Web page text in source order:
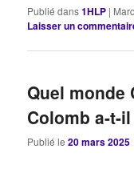
Publié dans1HLP |
Laisser un
Quel monde
Colomb a-t-
Publié le20 mars 2025